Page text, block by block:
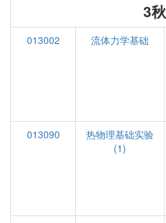
3秋
013002 流体力学基础
013090
热物理基础实验
(1)